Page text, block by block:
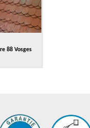
88 Vosges